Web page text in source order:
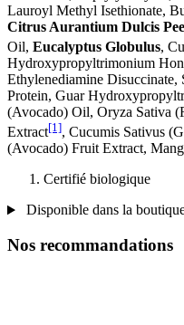
Lauroyl Methyl Isethionate,
Citrus Aurantium Dulcis
Oil, Eucalyptus Globulus,
Hydroxypropyltrimonium
Ethylenediamine
Protein, Guar
(Avocado) Oil, Oryza Sativa
Extract[1], Cucumis Sativus
(Avocado) Fruit Extract,
Certifié biologique
Disponible dans la
Nos recommandations